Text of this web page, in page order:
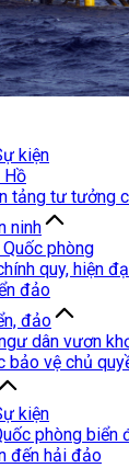
kiện
Hồ
tảng tư tưởng
ninh
phòng
quy, hiện
đảo
đảo
dân vươn
bảo vệ chủ
kiện
phòng biển
đến hải đảo